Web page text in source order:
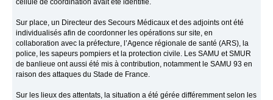
cellule de coordination avait été identifié.
Sur place, un Directeur des Secours Médicaux et des adjoints ont été
individualisés afin de coordonner les opérations sur site, en
collaboration avec la préfecture, l’Agence régionale de santé (ARS), la
police, les sapeurs pompiers et la protection civile. Les SAMU et SMUR
de banlieue ont aussi été mis à contribution, notamment le SAMU 93 en
raison des attaques du Stade de France.
Sur les lieux des attentats, la situation a été gérée différemment selon les